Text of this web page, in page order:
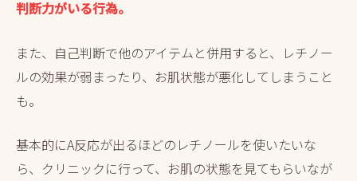
判断力がいる行為。
また、自己判断で他のアイテムと併用すると、レチノー
ルの効果が弱まったり、お肌状態が悪化してしまうこと
も。
基本的にA反応が出るほどのレチノールを使いたいな
ら、クリニックに行って、お肌の状態を見てもらいなが